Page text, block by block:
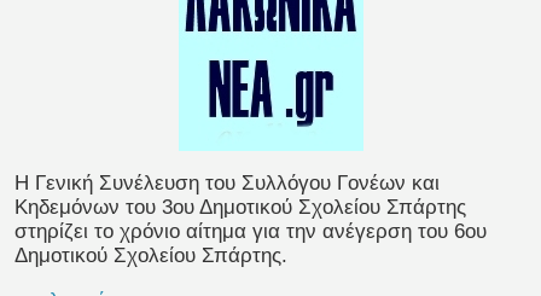
Η Γενική Συνέλευση του Συλλόγου Γονέων και
Κηδεμόνων του 3ου Δημοτικού Σχολείου Σπάρτης
στηρίζει το χρόνιο αίτημα για την ανέγερση του 6ου
Δημοτικού Σχολείου Σπάρτης.